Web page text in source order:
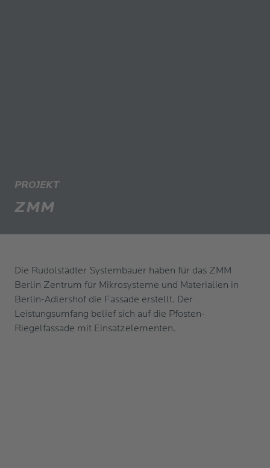
PROJEKT
ZMM
Die Rudolstädter Systembauer haben für das ZMM
Berlin Zentrum für Mikrosysteme und Materialien in
Berlin-Adlershof die Fassade erstellt. Der
Leistungsumfang belief sich auf die Pfosten-
Riegelfassade mit Einsatzelementen.